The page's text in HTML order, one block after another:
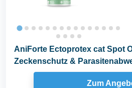
AniForte Ectoprotex cat Spot
Zeckenschutz &
langanhaltendes...
Zum